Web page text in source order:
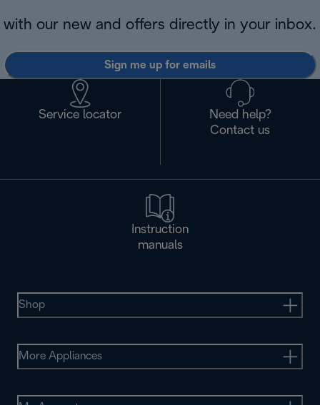
with our new and offers directly in your inbox.
Sign me up for emails
Service locator
Need help?
Contact us
Instruction
manuals
Shop
More Appliances